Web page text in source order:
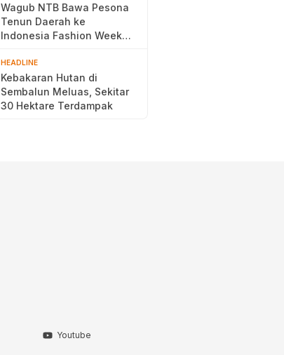
Wagub NTB Bawa Pesona
Tenun Daerah ke
Indonesia Fashion Week
HEADLINE
Kebakaran Hutan di
Sembalun Meluas, Sekitar
30 Hektare Terdampak
Youtube